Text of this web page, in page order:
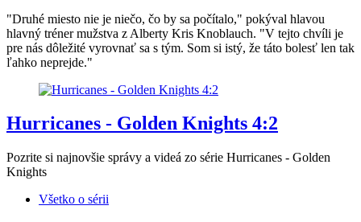
"Druhé miesto nie je niečo, čo by sa počítalo," pokýval hlavou
hlavný tréner mužstva z Alberty Kris Knoblauch. "V tejto chvíli je
pre nás dôležité vyrovnať sa s tým. Som si istý, že táto bolesť len tak
ľahko neprejde."
Hurricanes - Golden Knights 4:2
Pozrite si najnovšie správy a videá zo série Hurricanes - Golden
Knights
Všetko o sérii